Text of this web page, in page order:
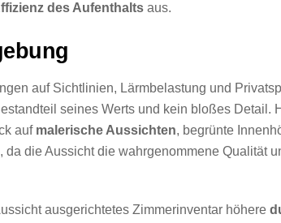
des Aufenthalts aus.
auf Sichtlinien, Lärmbelastung und
seines Werts und kein bloßes Detail.
auf malerische Aussichten, begrünte
die Aussicht die wahrgenommene Qualität
ausgerichtetes Zimmerinventar höhere